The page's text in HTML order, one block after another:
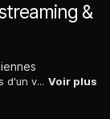
&
En 2017, des fouilles ont mis au jour les vestiges d'un vaste sanctuaire dédié à Artémis. Retour sur plusieurs décennies de mystère et de recherches acharnées. Voir plus